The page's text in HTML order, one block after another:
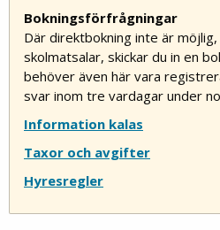
Bokningsförfrågningar
Där direktbokning inte är
skolmatsalar, skickar du in en
behöver även här vara
svar inom tre vardagar under
Information kalas
Taxor och avgifter
Hyresregler